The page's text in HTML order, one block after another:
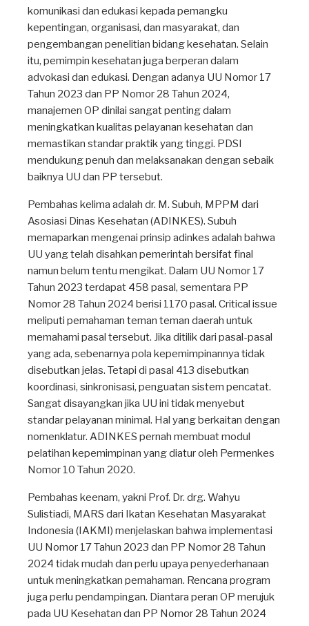
komunikasi dan edukasi kepada pemangku
kepentingan, organisasi, dan masyarakat, dan
pengembangan penelitian bidang kesehatan. Selain
itu, pemimpin kesehatan juga berperan dalam
advokasi dan edukasi. Dengan adanya UU Nomor 17
Tahun 2023 dan PP Nomor 28 Tahun 2024,
manajemen OP dinilai sangat penting dalam
meningkatkan kualitas pelayanan kesehatan dan
memastikan standar praktik yang tinggi. PDSI
mendukung penuh dan melaksanakan dengan sebaik
baiknya UU dan PP tersebut.
Pembahas kelima adalah dr. M. Subuh, MPPM dari
Asosiasi Dinas Kesehatan (ADINKES). Subuh
memaparkan mengenai prinsip adinkes adalah bahwa
UU yang telah disahkan pemerintah bersifat final
namun belum tentu mengikat. Dalam UU Nomor 17
Tahun 2023 terdapat 458 pasal, sementara PP
Nomor 28 Tahun 2024 berisi 1170 pasal. Critical issue
meliputi pemahaman teman teman daerah untuk
memahami pasal tersebut. Jika ditilik dari pasal-pasal
yang ada, sebenarnya pola kepemimpinannya tidak
disebutkan jelas. Tetapi di pasal 413 disebutkan
koordinasi, sinkronisasi, penguatan sistem pencatat.
Sangat disayangkan jika UU ini tidak menyebut
standar pelayanan minimal. Hal yang berkaitan dengan
nomenklatur. ADINKES pernah membuat modul
pelatihan kepemimpinan yang diatur oleh Permenkes
Nomor 10 Tahun 2020.
Pembahas keenam, yakni Prof. Dr. drg. Wahyu
Sulistiadi, MARS dari Ikatan Kesehatan Masyarakat
Indonesia ⁠(IAKMI) menjelaskan bahwa implementasi
UU Nomor 17 Tahun 2023 dan PP Nomor 28 Tahun
2024 tidak mudah dan perlu upaya penyederhanaan
untuk meningkatkan pemahaman. Rencana program
juga perlu pendampingan. Diantara peran OP merujuk
pada UU Kesehatan dan PP Nomor 28 Tahun 2024